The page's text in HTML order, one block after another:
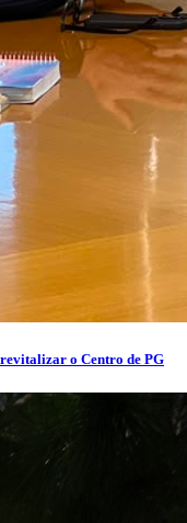
o Centro de PG